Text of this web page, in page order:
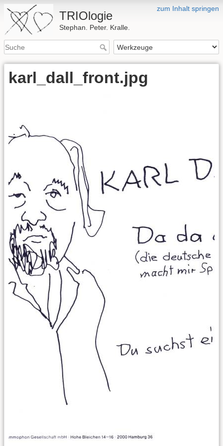
zum Inhalt springen
TRIOlogie
Stephan. Peter. Kralle.
karl_dall_front.jpg